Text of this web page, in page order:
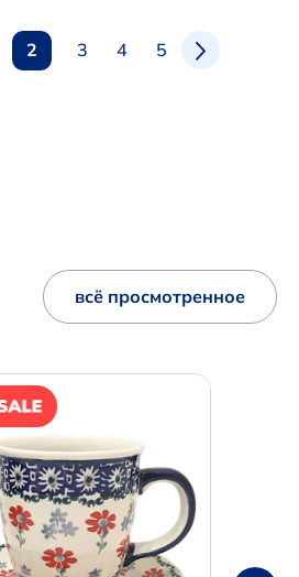
2 3 4 5
всё просмотренное